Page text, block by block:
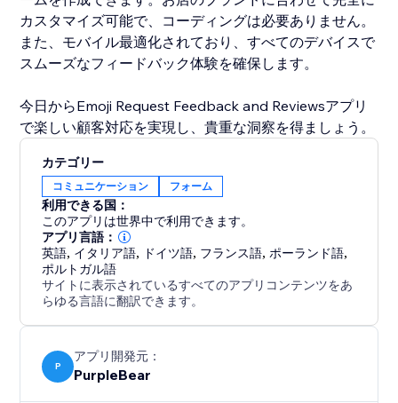
カスタマイズ可能で、コーディングは必要ありません。
また、モバイル最適化されており、すべてのデバイスで
スムーズなフィードバック体験を確保します。
今日からEmoji Request Feedback and Reviewsアプリ
で楽しい顧客対応を実現し、貴重な洞察を得ましょう。
カテゴリー
コミュニケーション フォーム
利用できる国：
このアプリは世界中で利用できます。
アプリ言語：
英語, イタリア語, ドイツ語, フランス語, ポーランド語,
ポルトガル語
サイトに表示されているすべてのアプリコンテンツをあ
らゆる言語に翻訳できます。
P
アプリ開発元：
PurpleBear